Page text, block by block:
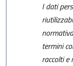
I dati
termini
raccolti e